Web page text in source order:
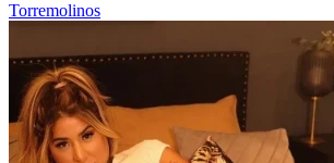
Torremolinos